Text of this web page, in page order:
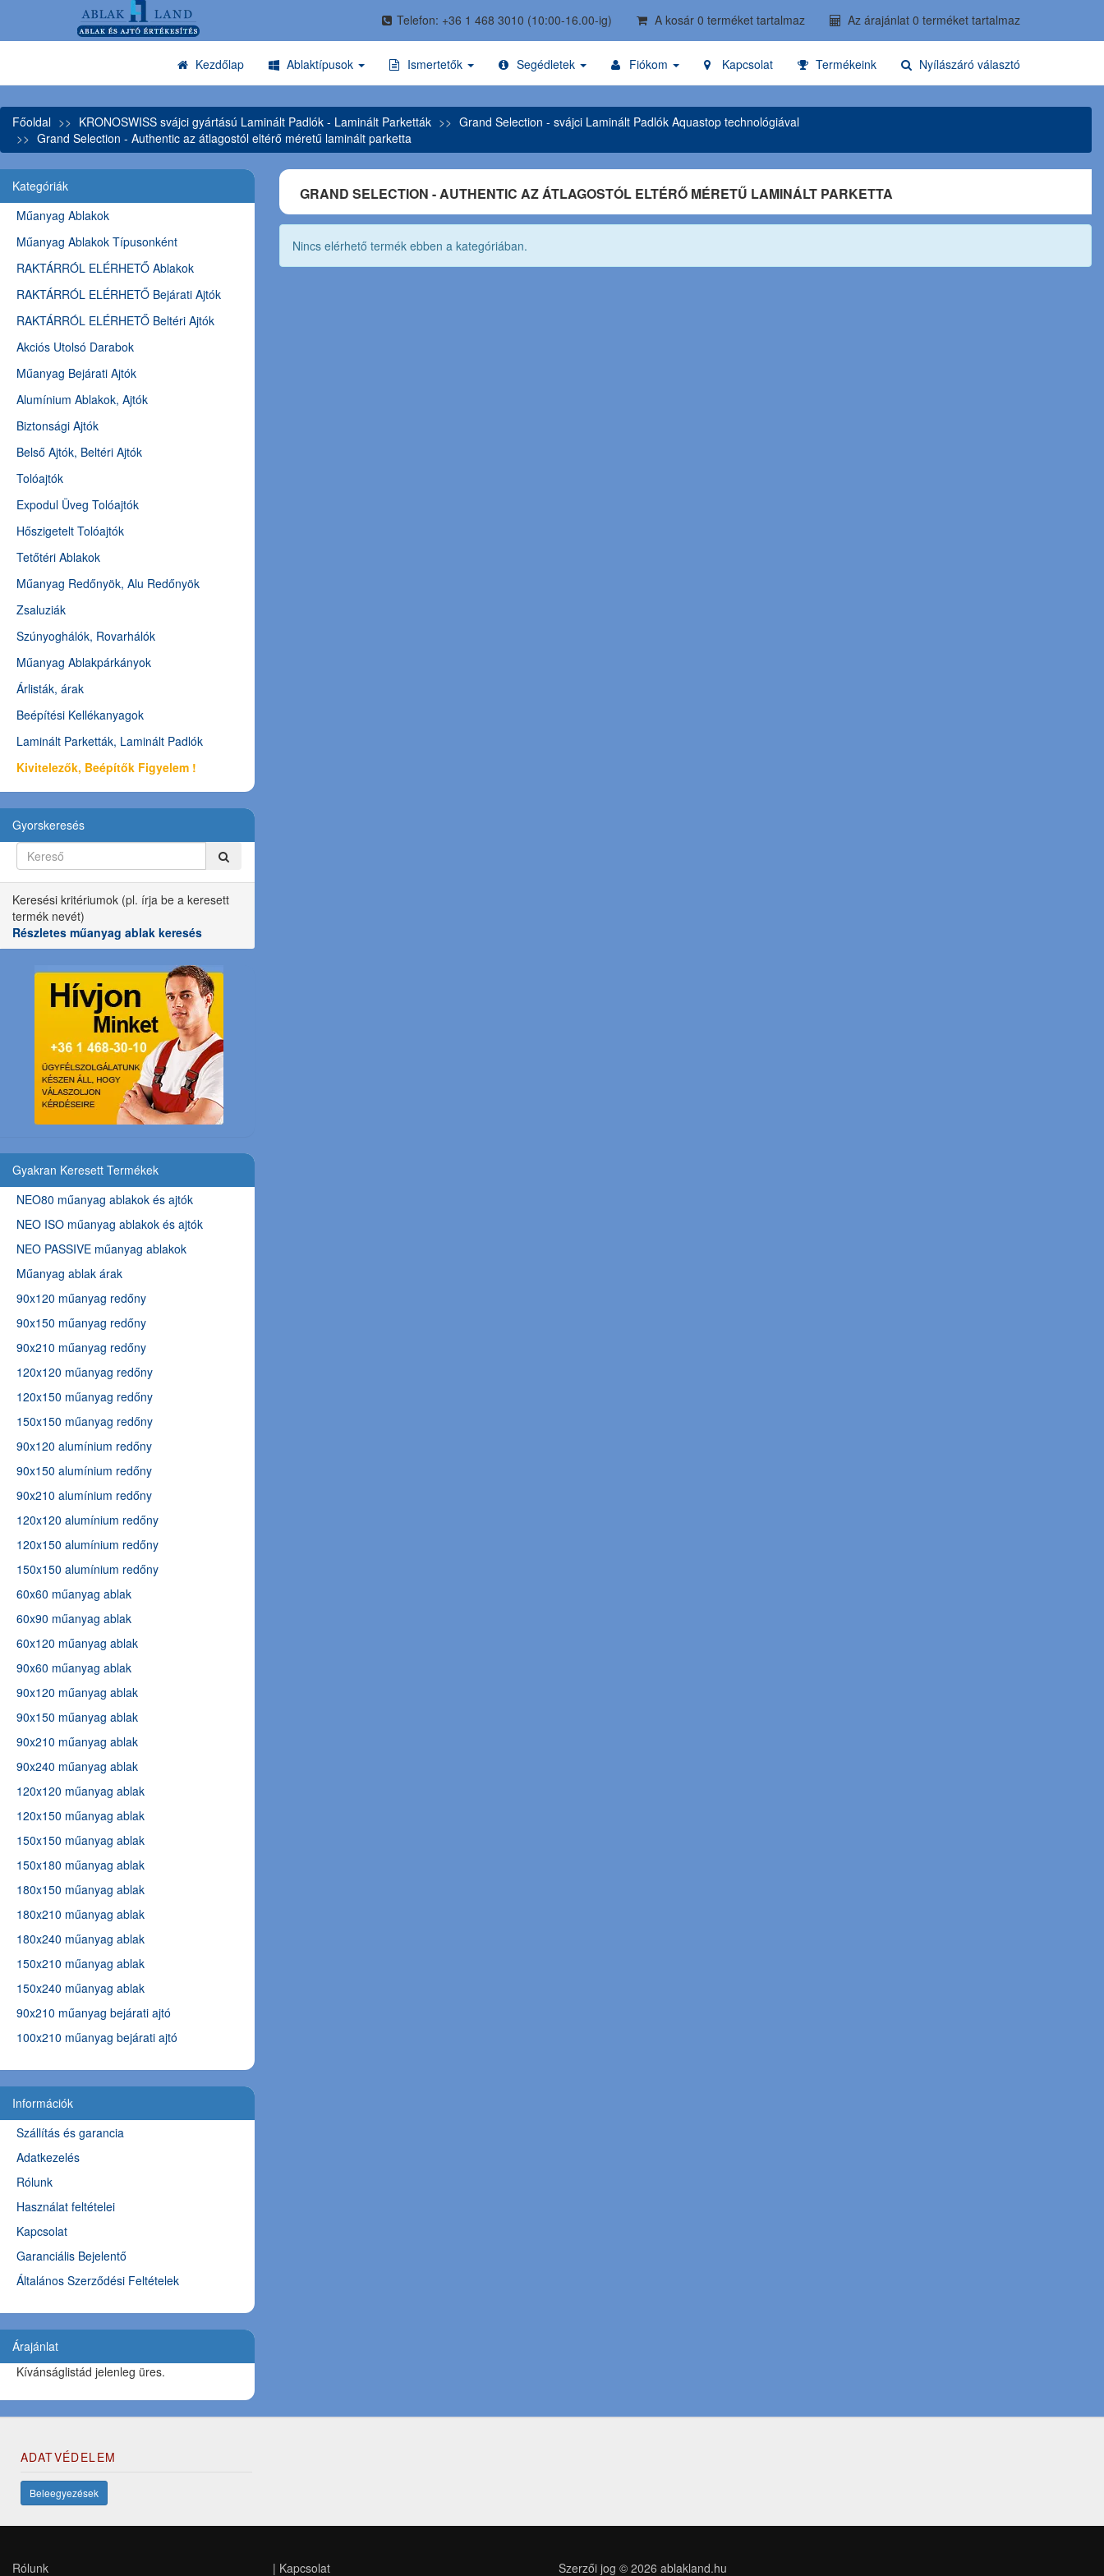
Telefon: +36 1 468 3010 (10:00-16.00-ig) A kosár 0 terméket tartalmaz Az árajánlat 0 terméket tartalmaz
Kezdőlap Ablaktípusok Ismertetők Segédletek Fiókom Kapcsolat Termékeink Nyílászáró választó
Főoldal KRONOSWISS svájci gyártású Laminált Padlók - Laminált Parketták
Grand Selection - svájci Laminált Padlók Aquastop technológiával
Grand Selection - Authentic az átlagostól eltérő méretű laminált parketta
GRAND SELECTION - AUTHENTIC AZ ÁTLAGOSTÓL ELTÉRŐ MÉRETŰ LAMINÁLT PARKETTA
Nincs elérhető termék ebben a kategóriában.
Kategóriák
Műanyag Ablakok
Műanyag Ablakok Típusonként
RAKTÁRRÓL ELÉRHETŐ Ablakok
RAKTÁRRÓL ELÉRHETŐ Bejárati Ajtók
RAKTÁRRÓL ELÉRHETŐ Beltéri Ajtók
Akciós Utolsó Darabok
Műanyag Bejárati Ajtók
Alumínium Ablakok, Ajtók
Biztonsági Ajtók
Belső Ajtók, Beltéri Ajtók
Tolóajtók
Expodul Üveg Tolóajtók
Hőszigetelt Tolóajtók
Tetőtéri Ablakok
Műanyag Redőnyök, Alu Redőnyök
Zsaluziák
Szúnyoghálók, Rovarhálók
Műanyag Ablakpárkányok
Árlisták, árak
Beépítési Kellékanyagok
Laminált Parketták, Laminált Padlók
Kivitelezők, Beépítők Figyelem !
Gyorskeresés
Keresési kritériumok (pl. írja be a keresett
termék nevét)
Részletes műanyag ablak keresés
Gyakran Keresett Termékek
NEO80 műanyag ablakok és ajtók
NEO ISO műanyag ablakok és ajtók
NEO PASSIVE műanyag ablakok
Műanyag ablak árak
90x120 műanyag redőny
90x150 műanyag redőny
90x210 műanyag redőny
120x120 műanyag redőny
120x150 műanyag redőny
150x150 műanyag redőny
90x120 alumínium redőny
90x150 alumínium redőny
90x210 alumínium redőny
120x120 alumínium redőny
120x150 alumínium redőny
150x150 alumínium redőny
60x60 műanyag ablak
60x90 műanyag ablak
60x120 műanyag ablak
90x60 műanyag ablak
90x120 műanyag ablak
90x150 műanyag ablak
90x210 műanyag ablak
90x240 műanyag ablak
120x120 műanyag ablak
120x150 műanyag ablak
150x150 műanyag ablak
150x180 műanyag ablak
180x150 műanyag ablak
180x210 műanyag ablak
180x240 műanyag ablak
150x210 műanyag ablak
150x240 műanyag ablak
90x210 műanyag bejárati ajtó
100x210 műanyag bejárati ajtó
Információk
Szállítás és garancia
Adatkezelés
Rólunk
Használat feltételei
Kapcsolat
Garanciális Bejelentő
Általános Szerződési Feltételek
Árajánlat
Kívánságlistád jelenleg üres.
ADATVÉDELEM
Beleegyezések
Rólunk | Kapcsolat Szerzői jog © 2026 ablakland.hu